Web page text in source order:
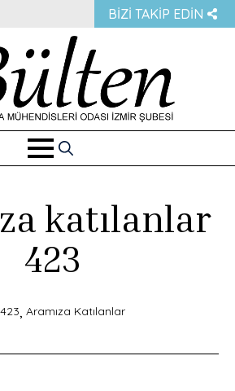
BIZI TAKIP EDIN
Search
katılanlar
423
423 Aramıza Katılanlar